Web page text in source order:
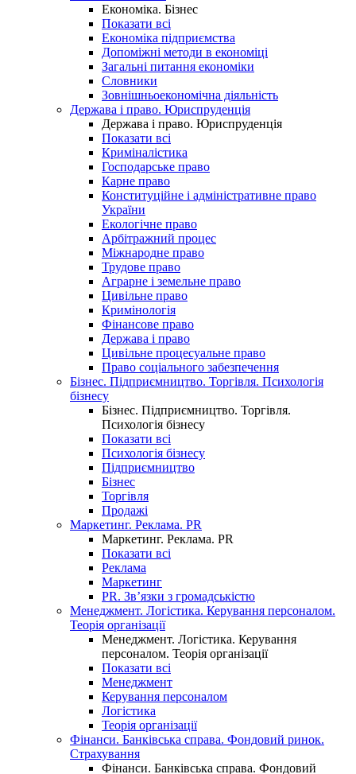
Економіка. Бізнес
Показати всі
Економіка підприємства
Допоміжні методи в економіці
Загальні питання економіки
Словники
Зовнішньоекономічна діяльність
Держава і право. Юриспруденція
Держава і право. Юриспруденція
Показати всі
Криміналістика
Господарське право
Карне право
Конституційне і адміністративне право
України
Екологічне право
Арбітражний процес
Міжнародне право
Трудове право
Аграрне і земельне право
Цивільне право
Кримінологія
Фінансове право
Держава і право
Цивільне процесуальне право
Право соціального забезпечення
Бізнес. Підприємництво. Торгівля. Психологія
бізнесу
Бізнес. Підприємництво. Торгівля.
Психологія бізнесу
Показати всі
Психологія бізнесу
Підприємництво
Бізнес
Торгівля
Продажі
Маркетинг. Реклама. PR
Маркетинг. Реклама. PR
Показати всі
Реклама
Маркетинг
PR. Зв’язки з громадськістю
Менеджмент. Логістика. Керування персоналом.
Теорія організації
Менеджмент. Логістика. Керування
персоналом. Теорія організації
Показати всі
Менеджмент
Керування персоналом
Логістика
Теорія організації
Фінанси. Банківська справа. Фондовий ринок.
Страхування
Фінанси. Банківська справа. Фондовий